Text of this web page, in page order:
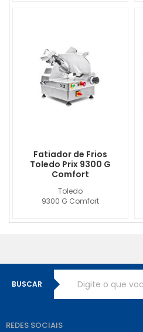
Toledo
9300 G Comfort
Fatiador de Frios
Toledo Prix 9300 G
Comfort
BUSCAR
REDES SOCIAIS